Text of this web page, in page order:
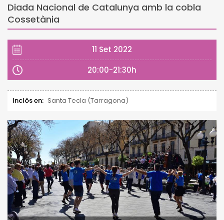
Diada Nacional de Catalunya amb la cobla
Cossetània
11 Set 2022
20:00-21:30h
Inclòs en: Santa Tecla (Tarragona)